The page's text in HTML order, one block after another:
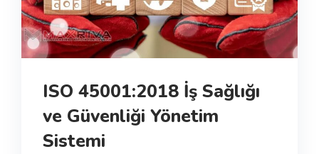
ISO 45001:2018 İş Sağlığı
ve Güvenliği Yönetim
Sistemi